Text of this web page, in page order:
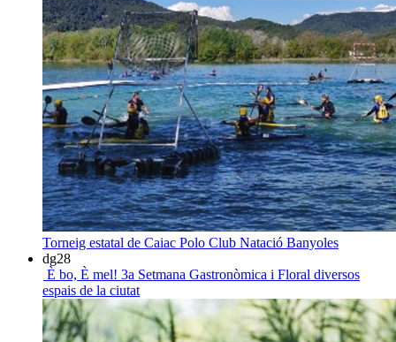
Torneig estatal de Caiac Polo Club Natació Banyoles
dg28
È bo, È mel! 3a Setmana Gastronòmica i Floral diversos
espais de la ciutat